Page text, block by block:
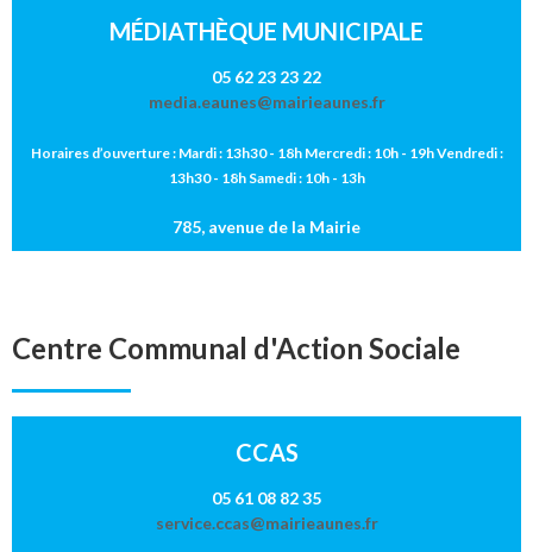
MÉDIATHÈQUE MUNICIPALE
05 62 23 23 22
media.eaunes@mairieaunes.fr
Horaires d’ouverture : Mardi : 13h30 - 18h Mercredi : 10h - 19h Vendredi :
13h30 - 18h Samedi : 10h - 13h
785, avenue de la Mairie
Centre Communal d'Action Sociale
CCAS
05 61 08 82 35
service.ccas@mairieaunes.fr